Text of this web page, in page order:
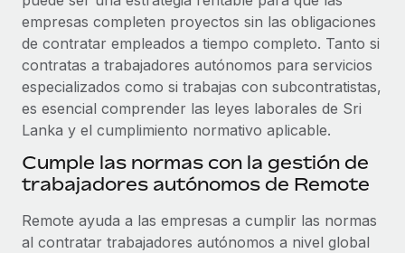
SERVICIOS
Pregunta a un experto
Obtén ayuda de gente experta en RR. HH. globales
y cumplimiento normativo.
Comprobaciones de antecedentes
Cumplimiento normativo
normativo.
CASOS PRÁCTICOS
Obtén ayuda
Consulta todos los recursos
BLOG
Nómina global
EOR y PEO
Impuestos
empresas completen proyectos sin las obligaciones
de contratar empleados a tiempo completo. Tanto si
contratas a trabajadores autónomos para servicios
especializados como si trabajas con subcontratistas,
es esencial comprender las leyes laborales de Sri
Lanka y el cumplimiento normativo aplicable.
Cumple las normas con la gestión de
trabajadores autónomos de Remote
Remote ayuda a las empresas a cumplir las normas
al contratar trabajadores autónomos a nivel global